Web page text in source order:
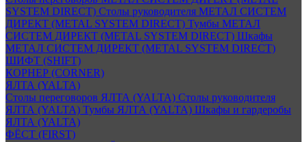
SYSTEM DIRECT) Столы руководителя МЕТАЛ СИСТЕМ
ДИРЕКТ (METAL SYSTEM DIRECT) Тумбы МЕТАЛ
СИСТЕМ ДИРЕКТ (METAL SYSTEM DIRECT) Шкафы
МЕТАЛ СИСТЕМ ДИРЕКТ (METAL SYSTEM DIRECT)
ШИФТ (SHIFT)
КОРНЕР (CORNER)
ЯЛТА (YALTA)
Столы переговоров ЯЛТА (YALTA) Столы руководителя
ЯЛТА (YALTA) Тумбы ЯЛТА (YALTA) Шкафы и гардеробы
ЯЛТА (YALTA)
ФЁСТ (FIRST)